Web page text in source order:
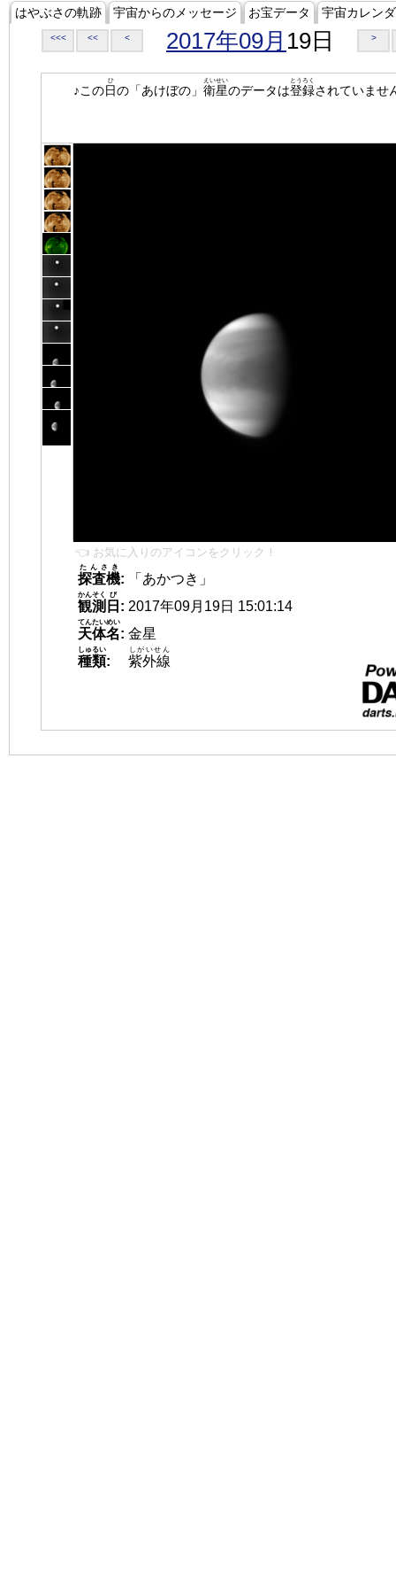
はやぶさの軌跡 宇宙からのメッセージ お宝データ 宇宙カレン
<<< << < 2017年09月 19日 >
♪この日
ひ
の「あけぼの」 衛星
えいせい
のデータは登録
とうろく
されていませ
👈 お気に入りのアイコンをクリック！
探査機
たんさき
:
「あかつき」
観測
かんそく
日
び
: 2017年09月19日 15:01:14
天体名
てんたいめい
: 金星
種類
しゅるい
: 紫外線
しがいせん